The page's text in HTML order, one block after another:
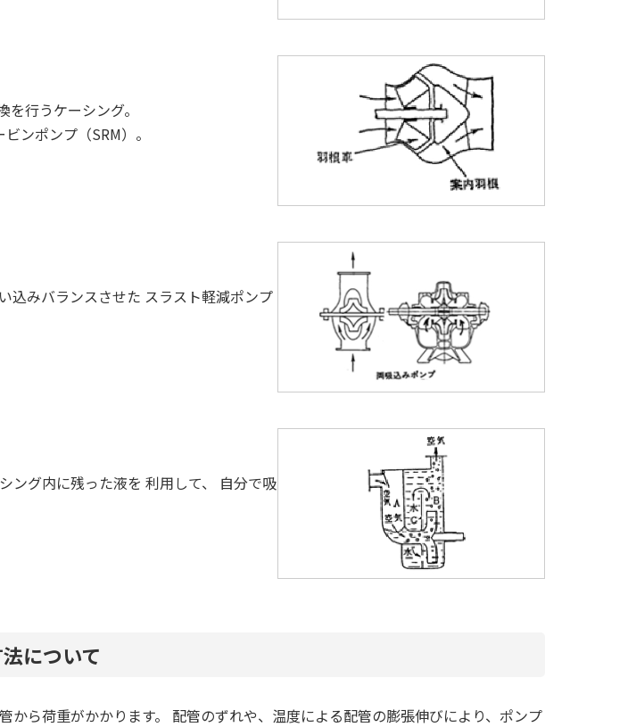
行うケーシング。
ンポンプ（SRM）。
込みバランスさせた スラスト軽減ポンプ
ング内に残った液を 利用して、 自分で吸
について
から荷重がかかります。 配管のずれや、温度による配管の膨張伸びにより、ポンプ